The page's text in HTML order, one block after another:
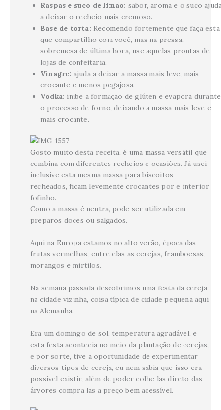
Raspas e suco de limão: sabor, aroma e o suco
a deixar o recheio mais cremoso.
Base de torta: Recomendo fortemente que faça esta
que compartilho com você, mas na pressa,
sobremesa de última hora, use aquelas prontas de
lojas de confeitaria.
Vinagre: ajuda a deixar a massa mais leve, mais
crocante e menos pegajosa.
Vodka: inibe a formação de glúten e evapora durante
o processo de forno, deixando a massa mais leve e
mais crocante.
Gosto muito desta receita, é uma massa versátil que
combina com diferentes recheios e ocasiões. Já usei
inclusive esta mesma massa para biscoitos
recheados, ficam levemente crocantes por e interior
fofinho.
Como a massa é neutra, pode ser utilizada em
preparos doces ou salgados.
Aqui na Europa estamos no alto verão, época das
frutas vermelhas, entre elas as cerejas, framboesas,
morangos e mirtilos.
Na semana passada descobrimos uma festa da cereja
na cidade vizinha, coisa típica de cidade pequena aqui
na Alemanha.
Era um domingo de sol, temperatura agradável, e
esta festa acontecia no meio da plantação de cerejas,
e por sorte, tive a oportunidade de experimentar
diversos tipos de cereja, eu nem sabia que isso era
possível existir, além de poder colhe las direto das
árvores compra las a preço bem acessível.